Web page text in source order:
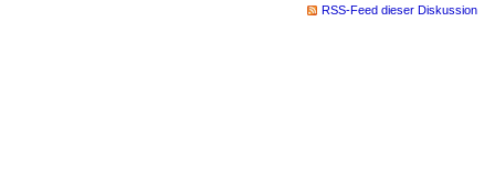
RSS-Feed dieser Diskussion